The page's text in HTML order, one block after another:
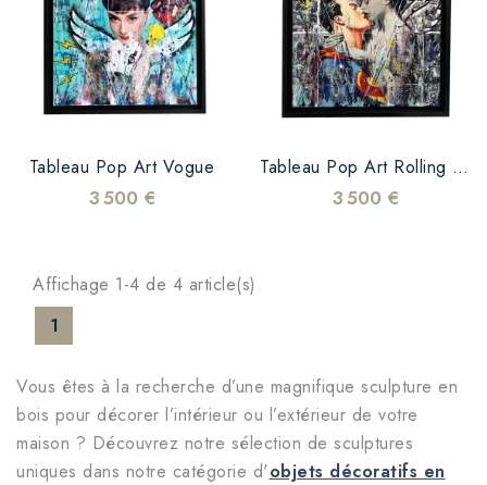
Tableau Pop Art Vogue
3 500 €
Tableau Pop Art Rolling Stone
3 500 €
Affichage 1-4 de 4 article(s)
1
Vous êtes à la recherche d’une magnifique sculpture en
bois pour décorer l’intérieur ou l’extérieur de votre
maison ? Découvrez notre sélection de sculptures
uniques dans notre catégorie d'objets décoratifs en